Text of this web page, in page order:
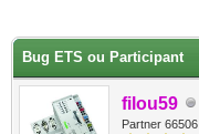
Bug ETS ou Participant
filou59
Partner 66506